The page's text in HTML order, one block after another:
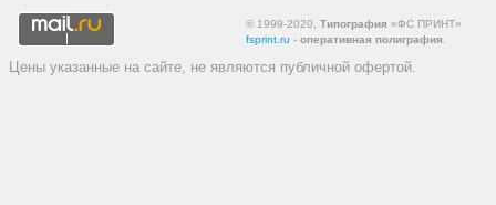
© 1999-2020, Типография «ФС ПРИНТ»
fsprint.ru - оперативная полиграфия
Цены указанные на сайте, не являются публичной офертой.